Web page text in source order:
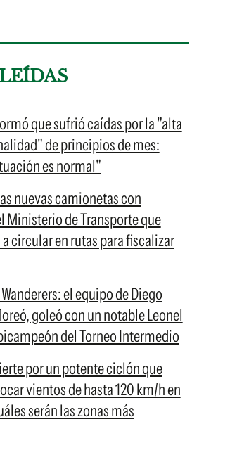
que sufrió caídas por la "alta
de principios de mes:
es normal"
nuevas camionetas con
Ministerio de Transporte que
circular en rutas para fiscalizar
el equipo de Diego
goleó con un notable Leonel
del Torneo Intermedio
por un potente ciclón que
vientos de hasta 120 km/h en
serán las zonas más